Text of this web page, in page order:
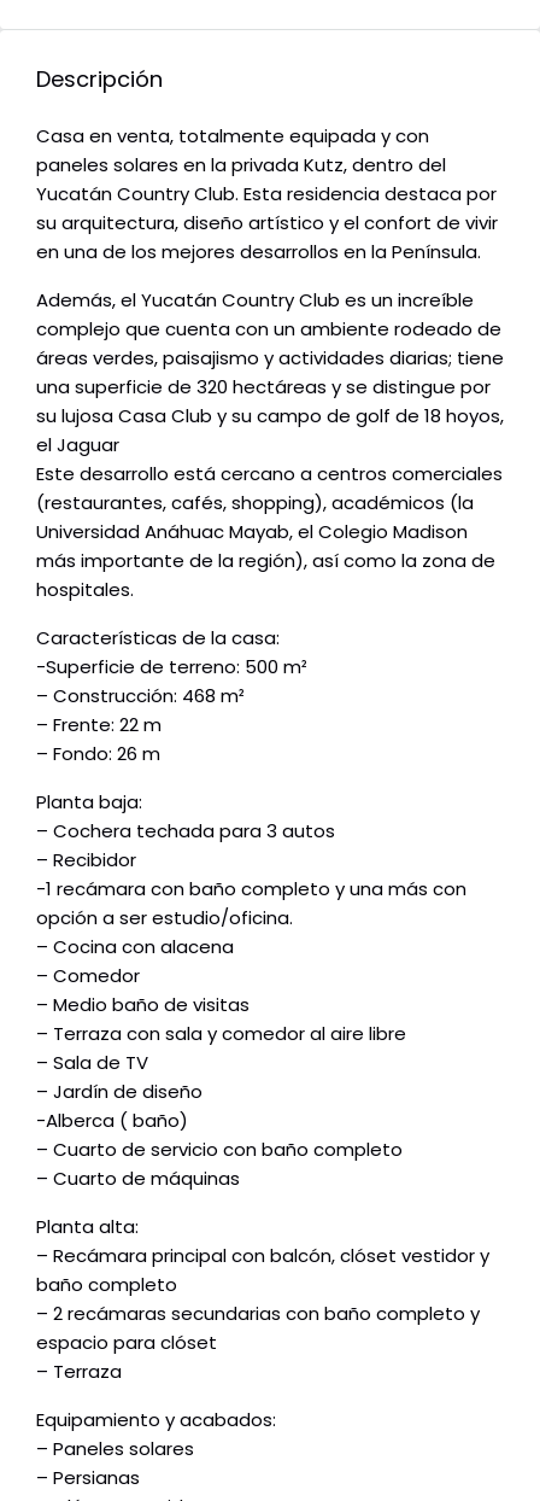
Descripción
Casa en venta, totalmente equipada y con
paneles solares en la privada Kutz, dentro del
Yucatán Country Club. Esta residencia destaca por
su arquitectura, diseño artístico y el confort de vivir
en una de los mejores desarrollos en la Península.
Además, el Yucatán Country Club es un increíble
complejo que cuenta con un ambiente rodeado de
áreas verdes, paisajismo y actividades diarias; tiene
una superficie de 320 hectáreas y se distingue por
su lujosa Casa Club y su campo de golf de 18 hoyos,
el Jaguar
Este desarrollo está cercano a centros comerciales
(restaurantes, cafés, shopping), académicos (la
Universidad Anáhuac Mayab, el Colegio Madison
más importante de la región), así como la zona de
hospitales.
Características de la casa:
-Superficie de terreno: 500 m²
– Construcción: 468 m²
– Frente: 22 m
– Fondo: 26 m
Planta baja:
– Cochera techada para 3 autos
– Recibidor
-1 recámara con baño completo y una más con
opción a ser estudio/oficina.
– Cocina con alacena
– Comedor
– Medio baño de visitas
– Terraza con sala y comedor al aire libre
– Sala de TV
– Jardín de diseño
-Alberca ( baño)
– Cuarto de servicio con baño completo
– Cuarto de máquinas
Planta alta:
– Recámara principal con balcón, clóset vestidor y
baño completo
– 2 recámaras secundarias con baño completo y
espacio para clóset
– Terraza
Equipamiento y acabados:
– Paneles solares
– Persianas